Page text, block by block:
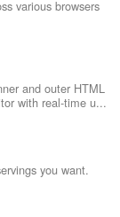
various browsers
and outer HTML
with real-time u...
you want.